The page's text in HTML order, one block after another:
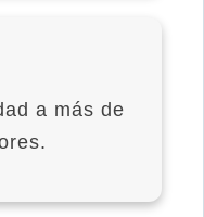
a más de